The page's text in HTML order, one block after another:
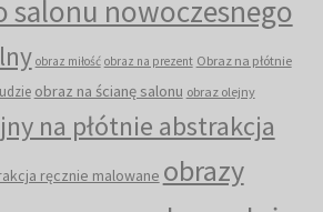
salonu nowoczesnego
obraz miłość obraz na prezent Obraz na płótnie
obraz na ścianę salonu obraz olejny
na płótnie abstrakcja
ręcznie malowane obrazy